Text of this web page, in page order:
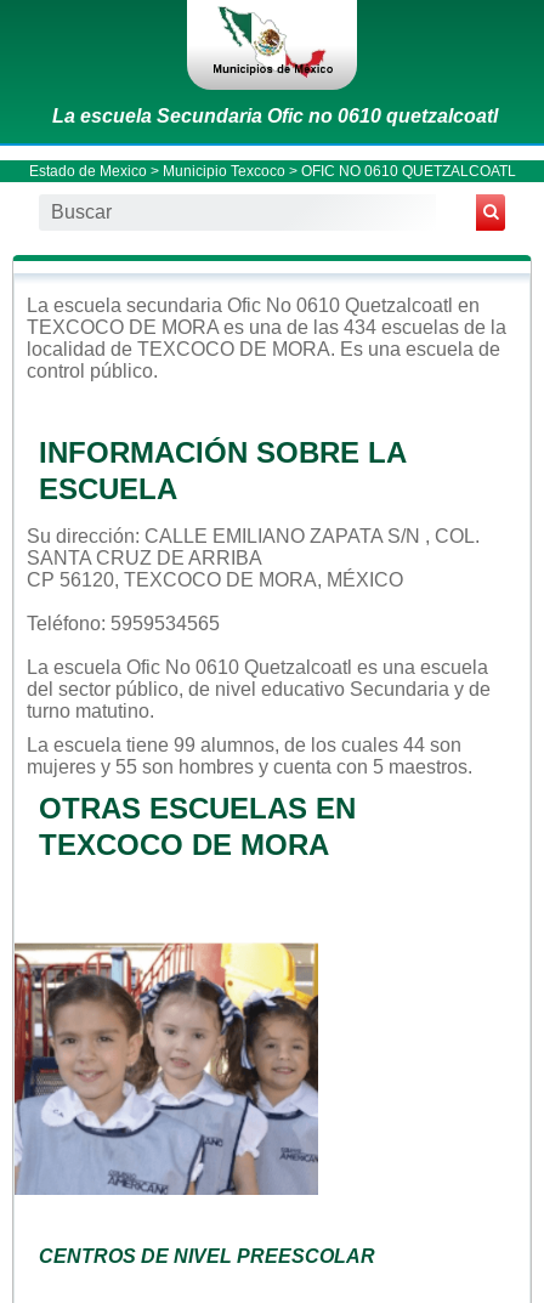
La escuela Secundaria Ofic no 0610 quetzalcoatl
Estado de Mexico> Municipio Texcoco> OFIC NO 0610 QUETZALCOATL
La escuela secundaria Ofic No 0610 Quetzalcoatl en
TEXCOCO DE MORA es una de las 434 escuelas de la
localidad de TEXCOCO DE MORA. Es una escuela de
control público.
INFORMACIÓN SOBRE LA
ESCUELA
Su dirección: CALLE EMILIANO ZAPATA S/N , COL.
SANTA CRUZ DE ARRIBA
CP 56120, TEXCOCO DE MORA, MÉXICO
Teléfono: 5959534565
La escuela Ofic No 0610 Quetzalcoatl es una escuela
del sector público, de nivel educativo Secundaria y de
turno matutino.
La escuela tiene 99 alumnos, de los cuales 44 son
mujeres y 55 son hombres y cuenta con 5 maestros.
OTRAS ESCUELAS EN
TEXCOCO DE MORA
CENTROS DE NIVEL PREESCOLAR